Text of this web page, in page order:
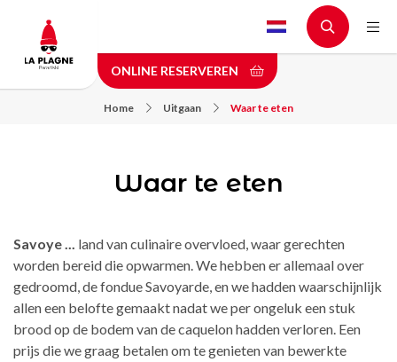
main
content
ONLINE RESERVEREN
Home Uitgaan Waar te eten
Waar te eten
Savoye ... land van culinaire overvloed, waar gerechten
worden bereid die opwarmen. We hebben er allemaal over
gedroomd, de fondue Savoyarde, en we hadden waarschijnlijk
allen een belofte gemaakt nadat we per ongeluk een stuk
brood op de bodem van de caquelon hadden verloren. Een
prijs die we graag betalen om te genieten van bewerkte